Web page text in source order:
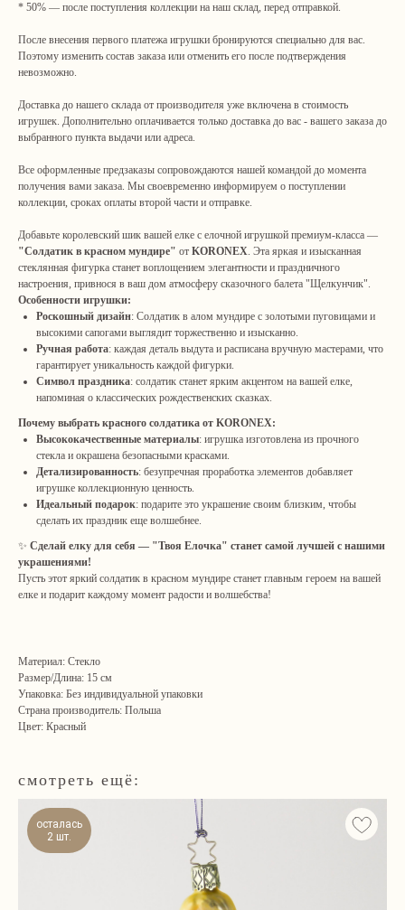
* 50% — после поступления коллекции на наш склад, перед отправкой.
После внесения первого платежа игрушки бронируются специально для вас.
Поэтому изменить состав заказа или отменить его после подтверждения
невозможно.
Доставка до нашего склада от производителя уже включена в стоимость
игрушек. Дополнительно оплачивается только доставка до вас - вашего заказа до
выбранного пункта выдачи или адреса.
Все оформленные предзаказы сопровождаются нашей командой до момента
получения вами заказа. Мы своевременно информируем о поступлении
коллекции, сроках оплаты второй части и отправке.
Добавьте королевский шик вашей елке с елочной игрушкой премиум-класса —
"Солдатик в красном мундире" от KORONEX. Эта яркая и изысканная
стеклянная фигурка станет воплощением элегантности и праздничного
настроения, привнося в ваш дом атмосферу сказочного балета "Щелкунчик".
Особенности игрушки:
Роскошный дизайн: Солдатик в алом мундире с золотыми пуговицами и
высокими сапогами выглядит торжественно и изысканно.
Ручная работа: каждая деталь выдута и расписана вручную мастерами, что
гарантирует уникальность каждой фигурки.
Символ праздника: солдатик станет ярким акцентом на вашей елке,
напоминая о классических рождественских сказках.
Почему выбрать красного солдатика от KORONEX:
Высококачественные материалы: игрушка изготовлена из прочного
стекла и окрашена безопасными красками.
Детализированность: безупречная проработка элементов добавляет
игрушке коллекционную ценность.
Идеальный подарок: подарите это украшение своим близким, чтобы
сделать их праздник еще волшебнее.
✨ Сделай елку для себя — "Твоя Елочка" станет самой лучшей с нашими
украшениями!
Пусть этот яркий солдатик в красном мундире станет главным героем на вашей
елке и подарит каждому момент радости и волшебства!
Материал: Стекло
Размер/Длина: 15 см
Упаковка: Без индивидуальной упаковки
Страна производитель: Польша
Цвет: Красный
смотреть ещё:
осталась
2 шт.
Покупателям
Контакты
Навигация
Санкт-Петербург, Яковлевский пер., 2 (2 этаж, домофон